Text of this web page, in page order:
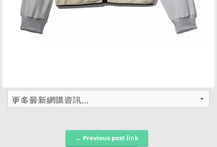
Post navigation← Previous post link